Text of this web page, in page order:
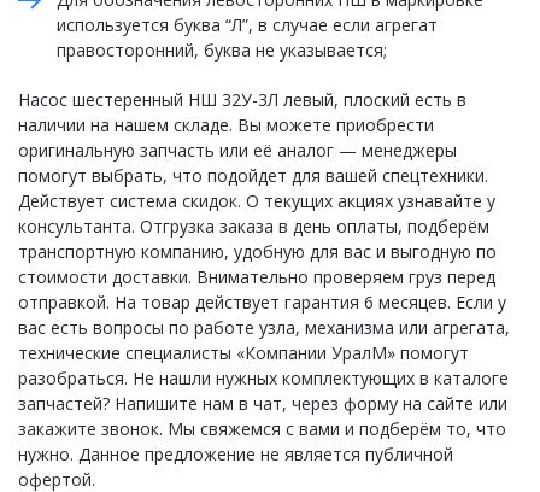
используется буква “Л”, в случае если агрегат
правосторонний, буква не указывается;
Насос шестеренный НШ 32У-3Л левый, плоский есть в
наличии на нашем складе. Вы можете приобрести
оригинальную запчасть или её аналог — менеджеры
помогут выбрать, что подойдет для вашей спецтехники.
Действует система скидок. О текущих акциях узнавайте у
консультанта. Отгрузка заказа в день оплаты, подберём
транспортную компанию, удобную для вас и выгодную по
стоимости доставки. Внимательно проверяем груз перед
отправкой. На товар действует гарантия 6 месяцев. Если у
вас есть вопросы по работе узла, механизма или агрегата,
технические специалисты «Компании УралМ» помогут
разобраться. Не нашли нужных комплектующих в каталоге
запчастей? Напишите нам в чат, через форму на сайте или
закажите звонок. Мы свяжемся с вами и подберём то, что
нужно. Данное предложение не является публичной
офертой.